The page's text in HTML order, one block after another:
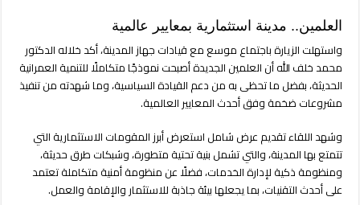
العلمين.. مدينة استثمارية بمعايير عالمية
واستهلت الزيارة باجتماع موسع مع قيادات جهاز المدينة، أكد خلاله الدكتور
محمد خلف الله أن العلمين الجديدة أصبحت نموذجًا متكاملًا للتنمية العمرانية
الحديثة، بفضل ما تحظى به من دعم القيادة السياسية، وما شهدته من تنفيذ
مشروعات ضخمة وفق أحدث المعايير العالمية.
وشهد اللقاء تقديم عرض شامل استعرض أبرز المقومات الاستثمارية التي
تتمتع بها المدينة، والتي تشمل بنية تحتية متطورة، وشبكات طرق حديثة،
ومنظومة ذكية لإدارة الخدمات، فضلًا عن منظومة أمنية متكاملة تعتمد
على أحدث التقنيات، بما يجعلها بيئة جاذبة للاستثمار والإقامة والعمل.